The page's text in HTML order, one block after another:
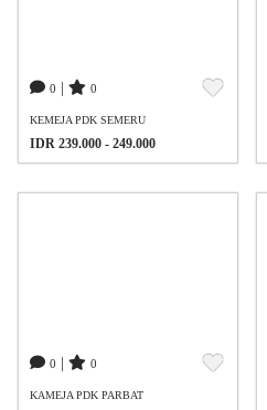
0 0
KEMEJA PDK SEMERU
IDR 239.000 - 249.000
0 0
KAMEJA PDK PARBAT